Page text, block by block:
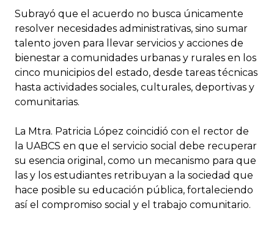
Subrayó que el acuerdo no busca únicamente
resolver necesidades administrativas, sino sumar
talento joven para llevar servicios y acciones de
bienestar a comunidades urbanas y rurales en los
cinco municipios del estado, desde tareas técnicas
hasta actividades sociales, culturales, deportivas y
comunitarias.
La Mtra. Patricia López coincidió con el rector de
la UABCS en que el servicio social debe recuperar
su esencia original, como un mecanismo para que
las y los estudiantes retribuyan a la sociedad que
hace posible su educación pública, fortaleciendo
así el compromiso social y el trabajo comunitario.